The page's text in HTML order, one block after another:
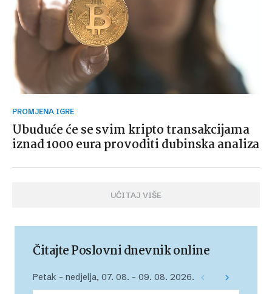
PROMJENA IGRE
Ubuduće će se svim kripto transakcijama
iznad 1000 eura provoditi dubinska analiza
UČITAJ VIŠE
Čitajte Poslovni dnevnik online
Petak – nedjelja, 07. 08. – 09. 08. 2026.